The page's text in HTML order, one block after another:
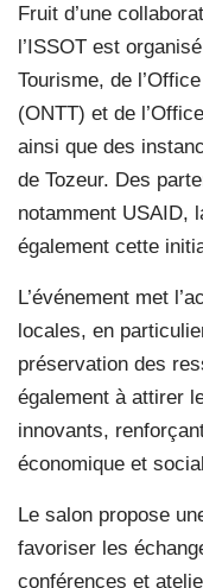
Fruit d’une
l’ISSOT est
Tourisme, de
(ONTT) et de
ainsi que des
de Tozeur. Des
notamment USAID,
également cette
L’événement met
locales, en
préservation des
également à attirer
innovants,
économique et
Le salon propose
favoriser les
conférences et